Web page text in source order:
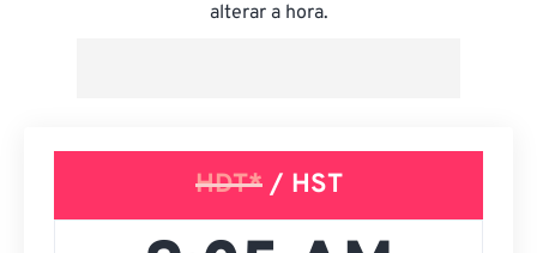
alterar a hora.
HDT*/ HST